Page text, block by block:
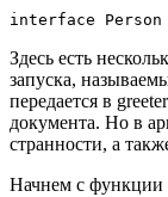
Здесь есть
запуска,
передается в
документа. Но в
странности, а
Начнем с функции